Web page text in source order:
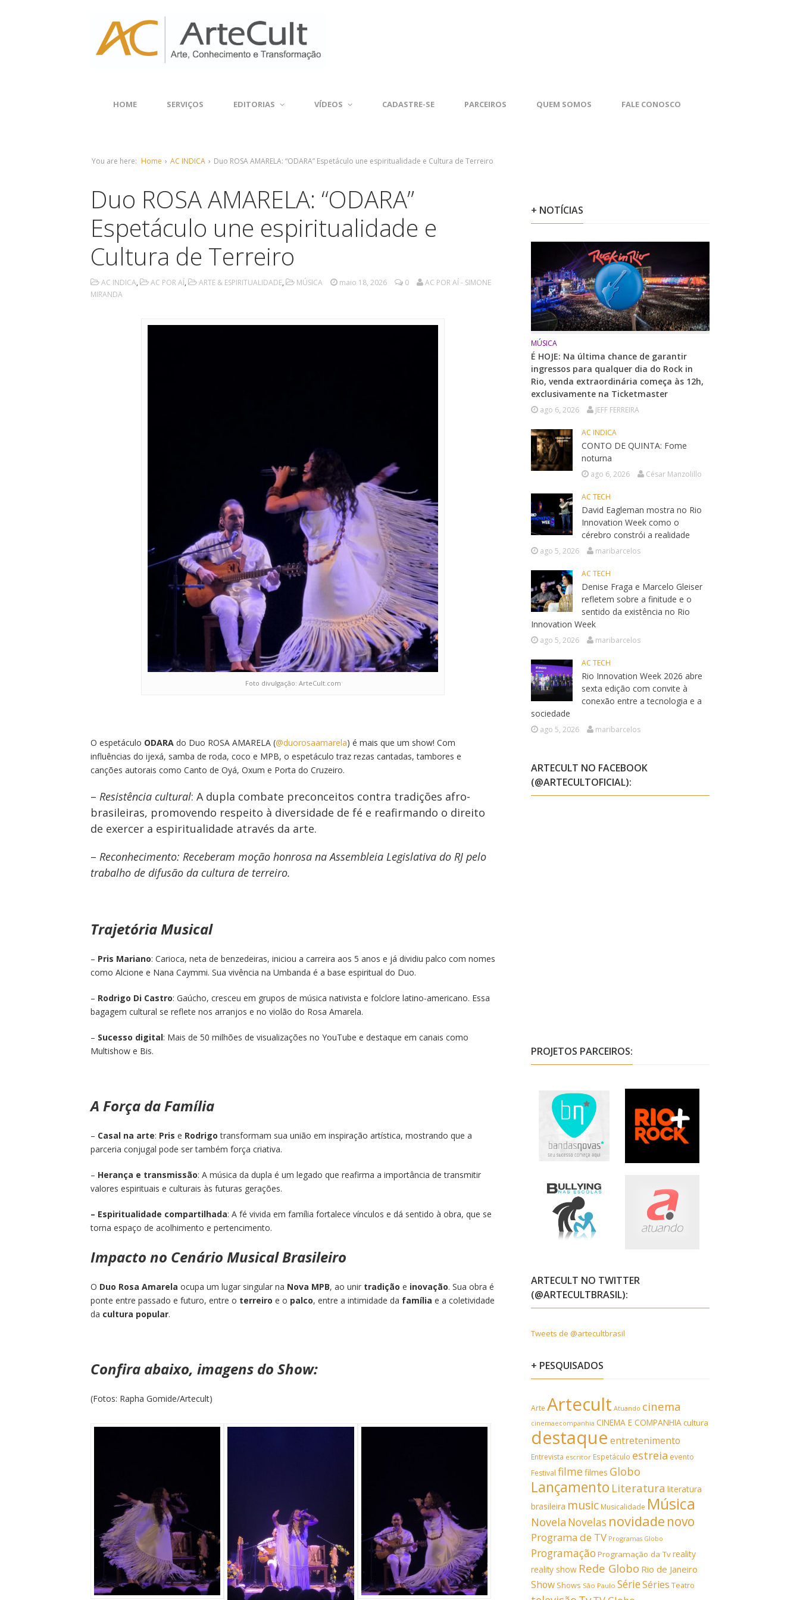
HOME SERVIÇOS EDITORIAS VÍDEOS CADASTRE-SE PARCEIROS QUEM SOMOS FALE CONOSCO
You are here: Home › AC INDICA › Duo ROSA AMARELA: “ODARA” Espetáculo une espiritualidade e Cultura de Terreiro
Duo ROSA AMARELA: “ODARA”
Espetáculo une espiritualidade e
Cultura de Terreiro
AC INDICA, AC POR AÍ, ARTE & ESPIRITUALIDADE, MÚSICA maio 18, 2026 0
AC POR AÍ - SIMONE
MIRANDA
Foto divulgação: ArteCult.com
O espetáculo ODARA do Duo ROSA AMARELA (@duorosaamarela) é mais que um show! Com
influências do ijexá, samba de roda, coco e MPB, o espetáculo traz rezas cantadas, tambores e
canções autorais como Canto de Oyá, Oxum e Porta do Cruzeiro.
– Resistência cultural: A dupla combate preconceitos contra tradições afro-
brasileiras, promovendo respeito à diversidade de fé e reafirmando o direito
de exercer a espiritualidade através da arte.
– Reconhecimento: Receberam moção honrosa na Assembleia Legislativa do RJ pelo
trabalho de difusão da cultura de terreiro.
Trajetória Musical
– Pris Mariano: Carioca, neta de benzedeiras, iniciou a carreira aos 5 anos e já dividiu palco com nomes
como Alcione e Nana Caymmi. Sua vivência na Umbanda é a base espiritual do Duo.
– Rodrigo Di Castro: Gaúcho, cresceu em grupos de música nativista e folclore latino-americano. Essa
bagagem cultural se reflete nos arranjos e no violão do Rosa Amarela.
– Sucesso digital: Mais de 50 milhões de visualizações no YouTube e destaque em canais como
Multishow e Bis.
A Força da Família
– Casal na arte: Pris e Rodrigo transformam sua união em inspiração artística, mostrando que a
parceria conjugal pode ser também força criativa.
– Herança e transmissão: A música da dupla é um legado que reafirma a importância de transmitir
valores espirituais e culturais às futuras gerações.
– Espiritualidade compartilhada: A fé vivida em família fortalece vínculos e dá sentido à obra, que se
torna espaço de acolhimento e pertencimento.
Impacto no Cenário Musical Brasileiro
O Duo Rosa Amarela ocupa um lugar singular na Nova MPB, ao unir tradição e inovação. Sua obra é
ponte entre passado e futuro, entre o terreiro e o palco, entre a intimidade da família e a coletividade
da cultura popular.
Confira abaixo, imagens do Show:
(Fotos: Rapha Gomide/Artecult)
+ NOTÍCIAS
MÚSICA
É HOJE: Na última chance de garantir
ingressos para qualquer dia do Rock in
Rio, venda extraordinária começa às 12h,
exclusivamente na Ticketmaster
ago 6, 2026 JEFF FERREIRA
AC INDICA
CONTO DE QUINTA: Fome
noturna
ago 6, 2026 César Manzolillo
AC TECH
David Eagleman mostra no Rio
Innovation Week como o
cérebro constrói a realidade
ago 5, 2026 maribarcelos
AC TECH
Denise Fraga e Marcelo Gleiser
refletem sobre a finitude e o
sentido da existência no Rio
Innovation Week
ago 5, 2026 maribarcelos
AC TECH
Rio Innovation Week 2026 abre
sexta edição com convite à
conexão entre a tecnologia e a
sociedade
ago 5, 2026 maribarcelos
ARTECULT NO FACEBOOK
(@ARTECULTOFICIAL):
PROJETOS PARCEIROS:
ARTECULT NO TWITTER
(@ARTECULTBRASIL):
Tweets de @artecultbrasil
+ PESQUISADOS
Arte Artecult Atuando cinema
cinemaecompanhia CINEMA E COMPANHIAcultura
destaque entretenimento
Entrevista escritor Espetáculo estreia evento
Festival filmefilmes Globo
Lançamento Literatura literatura
brasileira music Musicalidade Música
Novela Novelas novidade novo
Programa de TV Programas Globo
Programação Programação da Tvreality
reality show Rede Globo Rio de Janeiro
Show Shows São Paulo SérieSéries Teatro